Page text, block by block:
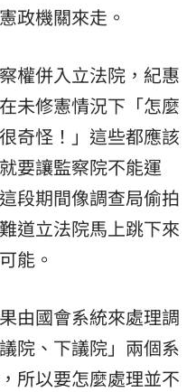
政機關來走。
權併入立法院，紀惠
未修憲情況下「怎麼
奇怪！」這些都應該
要讓監察院不能運
段期間像調查局偷拍
道立法院馬上跳下來
能。
由國會系統來處理調
院、下議院」兩個系
所以要怎麼處理並不